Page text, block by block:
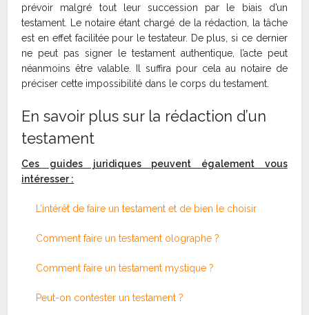
prévoir malgré tout leur succession par le biais d’un
testament. Le notaire étant chargé de la rédaction, la tâche
est en effet facilitée pour le testateur. De plus, si ce dernier
ne peut pas signer le testament authentique, l’acte peut
néanmoins être valable. Il suffira pour cela au notaire de
préciser cette impossibilité dans le corps du testament.
En savoir plus sur la rédaction d’un
testament
Ces guides juridiques peuvent également vous
intéresser :
L’intérêt de faire un testament et de bien le choisir
Comment faire un testament olographe ?
Comment faire un testament mystique ?
Peut-on contester un testament ?